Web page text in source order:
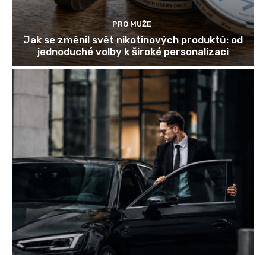
PRO MUŽE
Jak se změnil svět nikotinových produktů: od
jednoduché volby k široké personalizaci